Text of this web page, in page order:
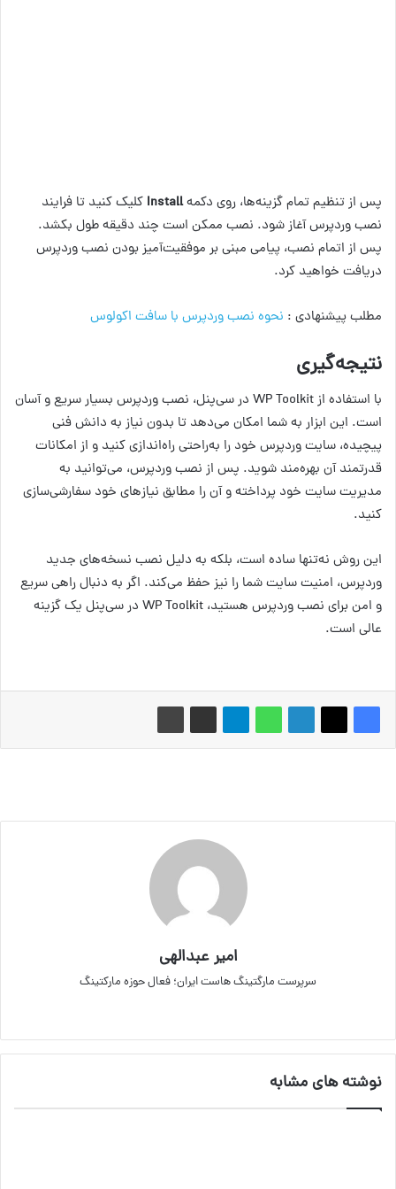
پس از تنظیم تمام گزینه‌ها، روی دکمهInstall کلیک کنید تا فرایند
نصب وردپرس آغاز شود. نصب ممکن است چند دقیقه طول بکشد.
پس از اتمام نصب، پیامی مبنی بر موفقیت‌آمیز بودن نصب وردپرس
دریافت خواهید کرد.
مطلب پیشنهادی : نحوه نصب وردپرس با سافت اکولوس
نتیجه‌گیری
با استفاده از WP Toolkit در سی‌پنل، نصب وردپرس بسیار سریع و آسان
است. این ابزار به شما امکان می‌دهد تا بدون نیاز به دانش فنی
پیچیده، سایت وردپرس خود را به‌راحتی راه‌اندازی کنید و از امکانات
قدرتمند آن بهره‌مند شوید. پس از نصب وردپرس، می‌توانید به
مدیریت سایت خود پرداخته و آن را مطابق نیازهای خود سفارشی‌سازی
کنید.
این روش نه‌تنها ساده است، بلکه به دلیل نصب نسخه‌های جدید
وردپرس، امنیت سایت شما را نیز حفظ می‌کند. اگر به دنبال راهی سریع
و امن برای نصب وردپرس هستید، WP Toolkit در سی‌پنل یک گزینه
عالی است.
امیر عبدالهی
سرپرست مارگتینگ هاست ایران؛ فعال حوزه مارکتینگ
نوشته های مشابه